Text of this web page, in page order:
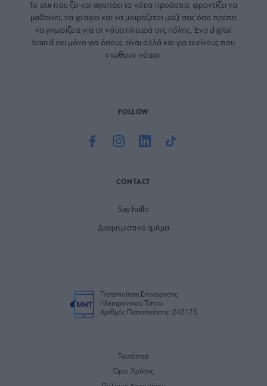
Το site που ζει και αγαπάει τα νότια προάστια, φροντίζει να
μαθαίνει, να γράφει και να μοιράζεται μαζί σας όσα πρέπει
να γνωρίζετε για τη νότια πλευρά της πόλης. Ένα digital
brand όχι μόνο για όσους είναι αλλά και για εκείνους που
νιώθουν νότιοι.
FOLLOW
CONTACT
Say hello
Διαφημιστικό τμήμα
Πιστοποίηση Επιχείρησης
Ηλεκτρονικού Τύπου
Αριθμός Πιστοποίησης: 242175
Ταυτότητα
Όροι Χρήσης